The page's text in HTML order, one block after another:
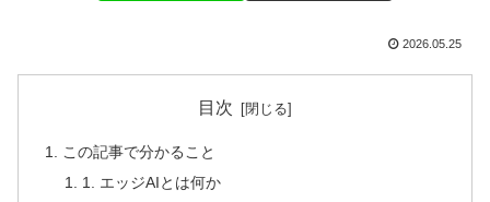
2026.05.25
目次
この記事で分かること
1. エッジAIとは何か